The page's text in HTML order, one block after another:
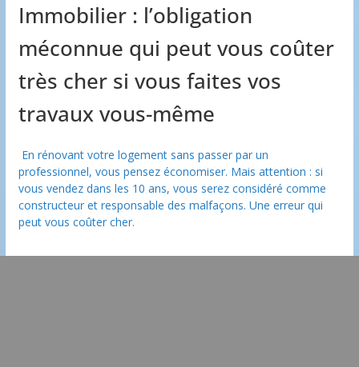
Immobilier : l’obligation
méconnue qui peut vous coûter
très cher si vous faites vos
travaux vous-même
En rénovant votre logement sans passer par un
professionnel, vous pensez économiser. Mais attention : si
vous vendez dans les 10 ans, vous serez considéré comme
constructeur et responsable des malfaçons. Une erreur qui
peut vous coûter cher.